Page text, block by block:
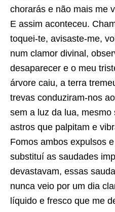
chorarás e não mais me
E assim aconteceu.
toquei-te, avisaste-me,
num clamor divinal,
desaparecer e o meu
árvore caiu, a terra
trevas conduziram-nos
sem a luz da lua,
astros que palpitam e
Fomos ambos expulsos
substituí as saudades
devastavam, essas
nunca veio por um dia
líquido e fresco que me